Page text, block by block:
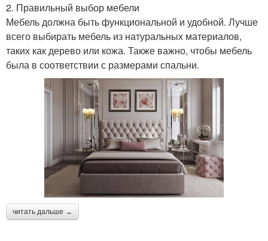
2. Правильный выбор мебели
Мебель должна быть функциональной и удобной. Лучше
всего выбирать мебель из натуральных материалов,
таких как дерево или кожа. Также важно, чтобы мебель
была в соответствии с размерами спальни.
читать дальше →